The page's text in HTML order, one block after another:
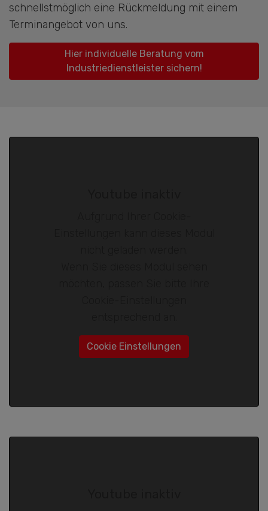
schnellstmöglich eine Rückmeldung mit einem
Terminangebot von uns.
Hier individuelle Beratung vom
Industriedienstleister sichern!
Cookie Einstellungen